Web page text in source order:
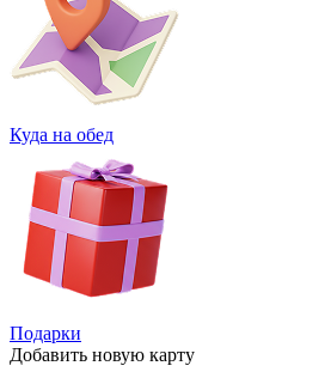
Куда на обед
Подарки
Добавить новую карту